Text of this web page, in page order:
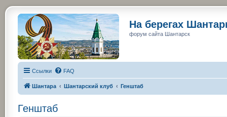
На берегах
форум сайта Шантарск
Ссылки FAQ
Шантара Шантарский клуб Генштаб
Генштаб